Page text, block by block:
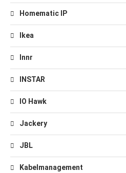
Homematic IP
Ikea
Innr
INSTAR
IO Hawk
Jackery
JBL
Kabelmanagement